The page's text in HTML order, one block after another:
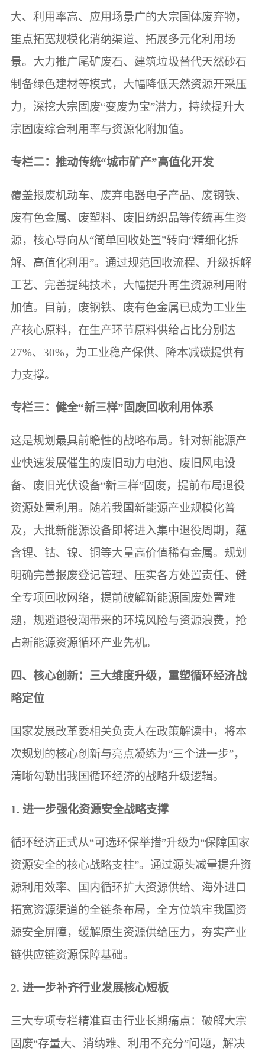
大、利用率高、应用场景广的大宗固体废弃物，
重点拓宽规模化消纳渠道、拓展多元化利用场
景。大力推广尾矿废石、建筑垃圾替代天然砂石
制备绿色建材等模式，大幅降低天然资源开采压
力，深挖大宗固废“变废为宝”潜力，持续提升大
宗固废综合利用率与资源化附加值。
专栏二：推动传统“城市矿产”高值化开发
覆盖报废机动车、废弃电器电子产品、废钢铁、
废有色金属、废塑料、废旧纺织品等传统再生资
源，核心导向从“简单回收处置”转向“精细化拆
解、高值化利用”。通过规范回收流程、升级拆解
工艺、完善提纯技术，大幅提升再生资源利用附
加值。目前，废钢铁、废有色金属已成为工业生
产核心原料，在生产环节原料供给占比分别达
27%、30%，为工业稳产保供、降本减碳提供有
力支撑。
专栏三：健全“新三样”固废回收利用体系
这是规划最具前瞻性的战略布局。针对新能源产
业快速发展催生的废旧动力电池、废旧风电设
备、废旧光伏设备“新三样”固废，提前布局退役
资源处置利用。随着我国新能源产业规模化普
及，大批新能源设备即将进入集中退役周期，蕴
含锂、钴、镍、铜等大量高价值稀有金属。规划
明确完善报废登记管理、压实各方处置责任、健
全专项回收网络，提前破解新能源固废处置难
题，规避退役潮带来的环境风险与资源浪费，抢
占新能源资源循环产业先机。
四、核心创新：三大维度升级，重塑循环经济战
略定位
国家发展改革委相关负责人在政策解读中，将本
次规划的核心创新与亮点凝练为“三个进一步”，
清晰勾勒出我国循环经济的战略升级逻辑。
1. 进一步强化资源安全战略支撑
循环经济正式从“可选环保举措”升级为“保障国家
资源安全的核心战略支柱”。通过源头减量提升资
源利用效率、国内循环扩大资源供给、海外进口
拓宽资源渠道的全链条布局，全方位筑牢我国资
源安全屏障，缓解原生资源供给压力，夯实产业
链供应链资源保障基础。
2. 进一步补齐行业发展核心短板
三大专项专栏精准直击行业长期痛点：破解大宗
固废“存量大、消纳难、利用不充分”问题，解决